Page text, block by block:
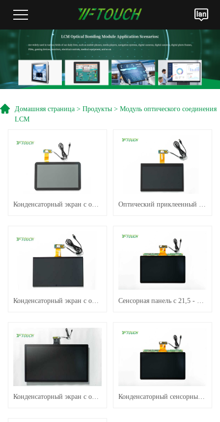
Домашняя страница > Продукты > Модуль оптического соединения
LCM
Конденсаторный экран с оптической связью 32 дюйма. Конденсаторный сенсорный дисплей 21,5 - дюймовая пластиковая рама LCM